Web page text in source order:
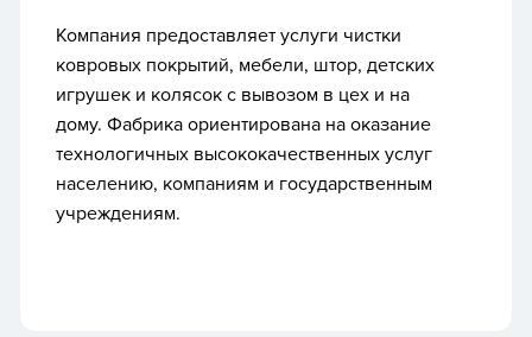
Компания предоставляет услуги чистки
ковровых покрытий, мебели, штор, детских
игрушек и колясок с вывозом в цех и на
дому. Фабрика ориентирована на оказание
технологичных высококачественных услуг
населению, компаниям и государственным
учреждениям.